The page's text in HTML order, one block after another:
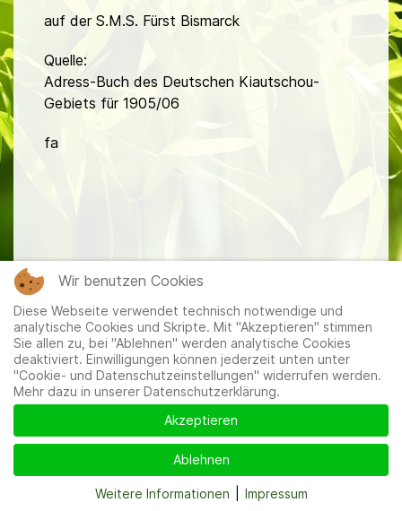
auf der S.M.S. Fürst Bismarck
Quelle:
Adress-Buch des Deutschen Kiautschou-
Gebiets für 1905/06
fa
Mitglieder| Impressum|Datenschutzerklärung
Wir benutzen Cookies
Diese Webseite verwendet technisch notwendige und
analytische Cookies und Skripte. Mit "Akzeptieren" stimmen
Sie allen zu, bei "Ablehnen" werden analytische Cookies
deaktiviert. Einwilligungen können jederzeit unten unter
"Cookie- und Datenschutzeinstellungen" widerrufen werden.
Mehr dazu in unserer Datenschutzerklärung.
Akzeptieren
Ablehnen
Weitere Informationen Impressum